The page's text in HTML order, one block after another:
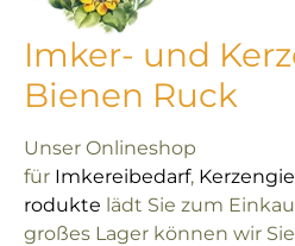
Imker- und
Bienen Ruck
Unser Onlineshop
für Imkereibedarf,
rodukte lädt Sie zum
großes Lager können wir